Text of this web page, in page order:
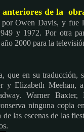
anteriores de la
Owen Davis, y fue
y 1972. Por otra
2000 para la
que en su traducción,
Elizabeth Meehan,
Warner
ninguna copia
las escenas de las